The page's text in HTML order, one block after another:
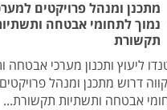
מתכנן ומנהל פרויקטים
נמוך לתחומי אבטחה
תקשורת
ליעוץ ותכנון מערכי אבטחה
דרוש מתכנן ומנהל
אבטחה ותשתיות תקשורת...